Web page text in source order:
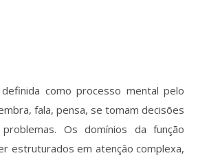
como processo mental pelo
fala, pensa, se tomam decisões
Os domínios da função
estruturados em atenção complexa,